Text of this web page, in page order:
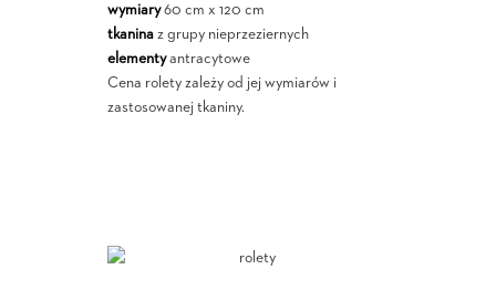
wymiary60 cm x 120 cm
tkaninaz grupy nieprzeziernych
elementyantracytowe
Cena rolety zależy od jej wymiarów i
zastosowanej tkaniny.